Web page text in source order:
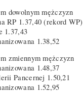
dowolnym mężczyzn
RP 1.37,40 (rekord WP)
1.37,43
1.38,52
zmiennym mężczyzn
1.48,37
Pancernej 1.50,21
1.52,95